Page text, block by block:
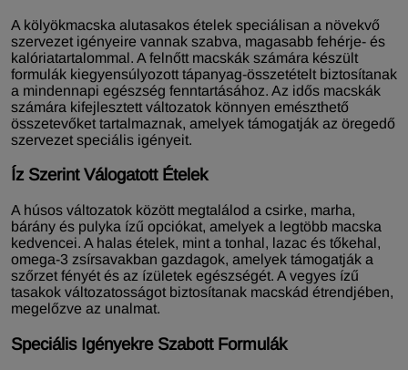
A kölyökmacska alutasakos ételek speciálisan a növekvő
szervezet igényeire vannak szabva, magasabb fehérje- és
kalóriatartalommal. A felnőtt macskák számára készült
formulák kiegyensúlyozott tápanyag-összetételt biztosítanak
a mindennapi egészség fenntartásához. Az idős macskák
számára kifejlesztett változatok könnyen emészthető
összetevőket tartalmaznak, amelyek támogatják az öregedő
szervezet speciális igényeit.
Íz Szerint Válogatott Ételek
A húsos változatok között megtalálod a csirke, marha,
bárány és pulyka ízű opciókat, amelyek a legtöbb macska
kedvencei. A halas ételek, mint a tonhal, lazac és tőkehal,
omega-3 zsírsavakban gazdagok, amelyek támogatják a
szőrzet fényét és az ízületek egészségét. A vegyes ízű
tasakok változatosságot biztosítanak macskád étrendjében,
megelőzve az unalmat.
Speciális Igényekre Szabott Formulák